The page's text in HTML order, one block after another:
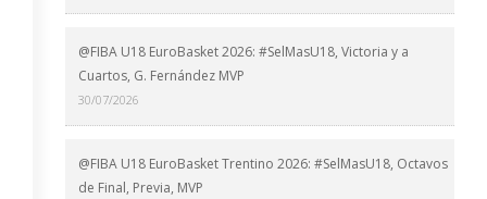
@FIBA U18 EuroBasket 2026: #SelMasU18, Victoria y a
Cuartos, G. Fernández MVP
30/07/2026
@FIBA U18 EuroBasket Trentino 2026: #SelMasU18, Octavos
de Final, Previa, MVP